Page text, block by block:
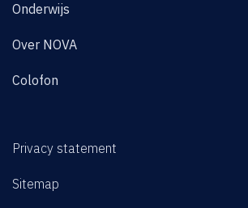
Onderwijs
Over NOVA
Colofon
Privacy statement
Sitemap